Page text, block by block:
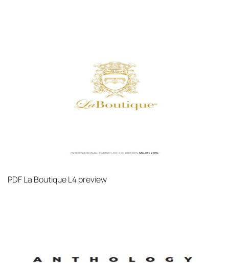
поставки застрахованы в соответствии с
международными стандартами. Клиенты могут
выбрать дополнительное страхование для
критичных партий товара.
PDFLa Boutique L4 preview